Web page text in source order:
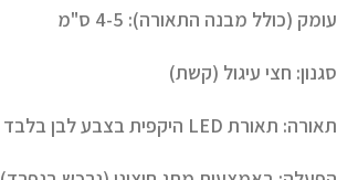
עומק (כולל מבנה התאורה): 4-5 ס"מ
סגנון: חצי עיגול (קשת)
תאורה: תאורת LED היקפית בצבע לבן בלבד